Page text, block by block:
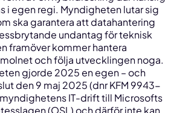
i egen regi. Myndigheten lutar sig
ska garantera att datahantering
undantag för teknisk
framöver kommer hantera
och följa utvecklingen noga.
gjorde 2025 en egen – och
den 9 maj 2025 (dnr KFM 9943-
IT-drift till Microsofts
(OSL) och därför inte kan